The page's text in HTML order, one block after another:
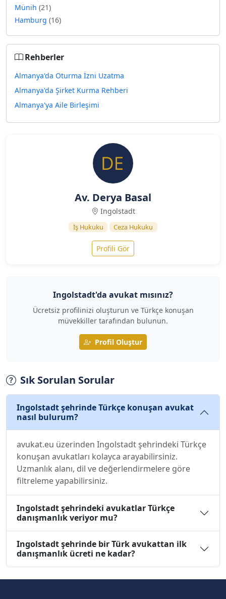
Münih (21)
Hamburg (16)
Rehberler
Almanya'da Oturma İzni Uzatma
Almanya'da Şirket Kurma Rehberi
Almanya'ya Aile Birleşimi
Av. Derya Basal
Ingolstadt
İş Hukuku Ceza Hukuku
Profili Gör
Ingolstadt'da avukat mısınız?
Ücretsiz profilinizi oluşturun ve Türkçe konuşan
müvekkiller tarafından bulunun.
Profil Oluştur
Sık Sorulan Sorular
Ingolstadt şehrinde Türkçe konuşan avukat
nasıl bulurum?
avukat.eu üzerinden Ingolstadt şehrindeki Türkçe
konuşan avukatları kolayca arayabilirsiniz.
Uzmanlık alanı, dil ve değerlendirmelere göre
filtreleme yapabilirsiniz.
Ingolstadt şehrindeki avukatlar Türkçe
danışmanlık veriyor mu?
Ingolstadt şehrinde bir Türk avukattan ilk
danışmanlık ücreti ne kadar?